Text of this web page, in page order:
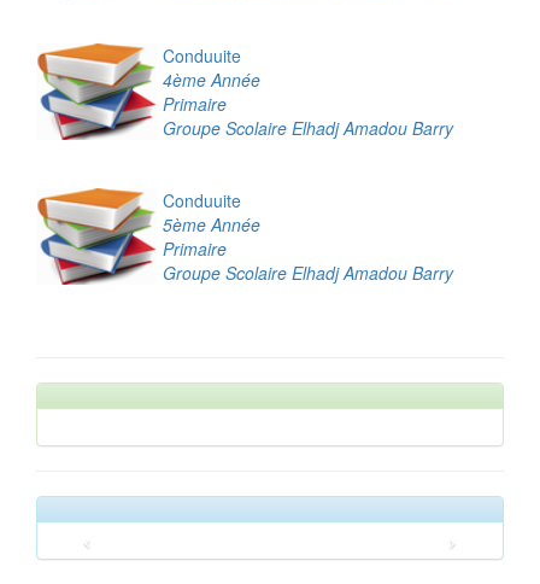
Conduuite
4ème Année
Primaire
Groupe Scolaire Elhadj Amadou Barry
Conduuite
5ème Année
Primaire
Groupe Scolaire Elhadj Amadou Barry